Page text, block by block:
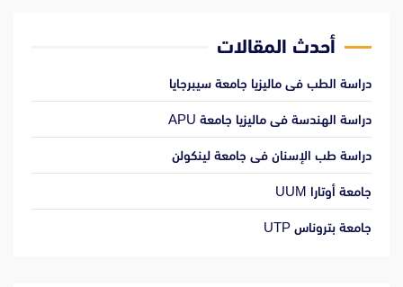
أحدث المقالات
دراسة الطب فى ماليزيا جامعة سيبرجايا
دراسة الهندسة فى ماليزيا جامعة APU
دراسة طب الإسنان فى جامعة لينكولن
جامعة أوتارا UUM
جامعة بتروناس UTP